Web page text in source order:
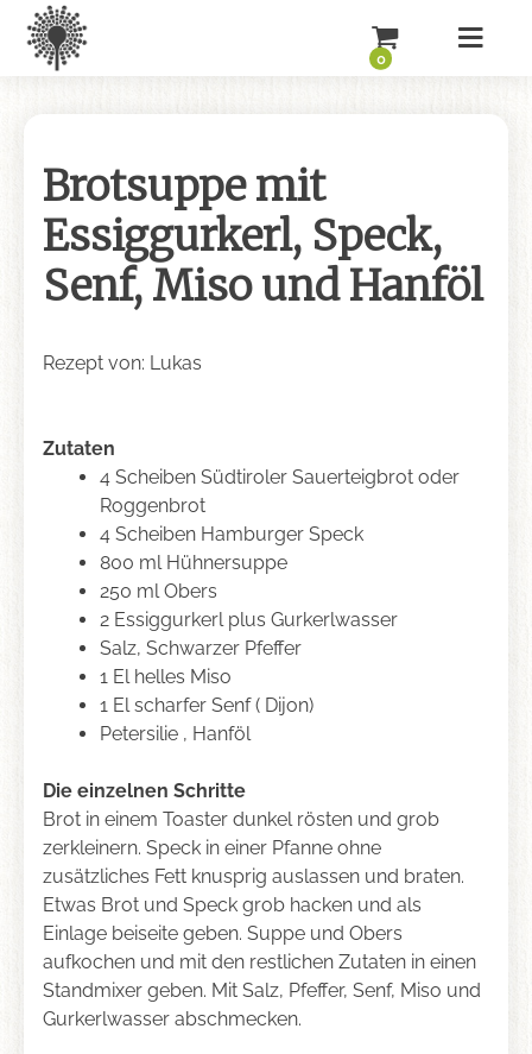
0
Brotsuppe mit
Essiggurkerl, Speck,
Senf, Miso und Hanföl
Rezept von: Lukas
Zutaten
4 Scheiben Südtiroler Sauerteigbrot oder
Roggenbrot
4 Scheiben Hamburger Speck
800 ml Hühnersuppe
250 ml Obers
2 Essiggurkerl plus Gurkerlwasser
Salz, Schwarzer Pfeffer
1 El helles Miso
1 El scharfer Senf ( Dijon)
Petersilie , Hanföl
Die einzelnen Schritte
Brot in einem Toaster dunkel rösten und grob
zerkleinern. Speck in einer Pfanne ohne
zusätzliches Fett knusprig auslassen und braten.
Etwas Brot und Speck grob hacken und als
Einlage beiseite geben. Suppe und Obers
aufkochen und mit den restlichen Zutaten in einen
Standmixer geben. Mit Salz, Pfeffer, Senf, Miso und
Gurkerlwasser abschmecken.